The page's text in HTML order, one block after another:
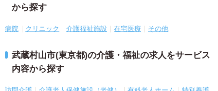
から探す
病院 クリニック 介護福祉施設 在宅医療 その他
武蔵村山市(東京都)の介護・福祉の求人をサービス
内容から探す